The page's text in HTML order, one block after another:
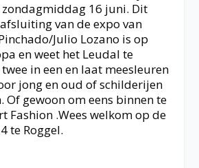
16 juni. Dit
van de expo van
Julio Lozano is op
en weet het Leudal te
in een en laat meesleuren
jong en oud of schilderijen
Of gewoon om eens binnen te
Fashion .Wees welkom op de
te Roggel.